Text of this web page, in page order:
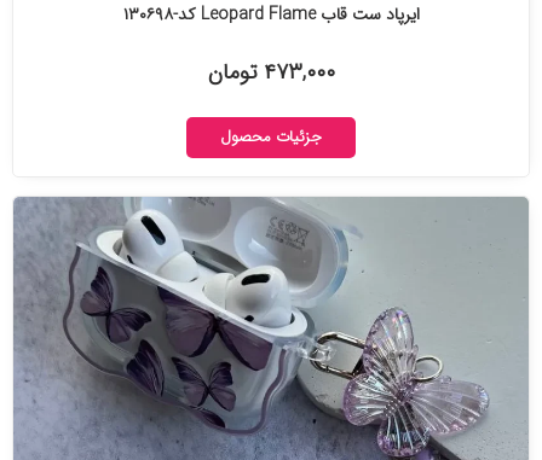
ایرپاد ست قاب Leopard Flame کد-۱۳۰۶۹۸
۴۷۳,۰۰۰ تومان
جزئیات محصول